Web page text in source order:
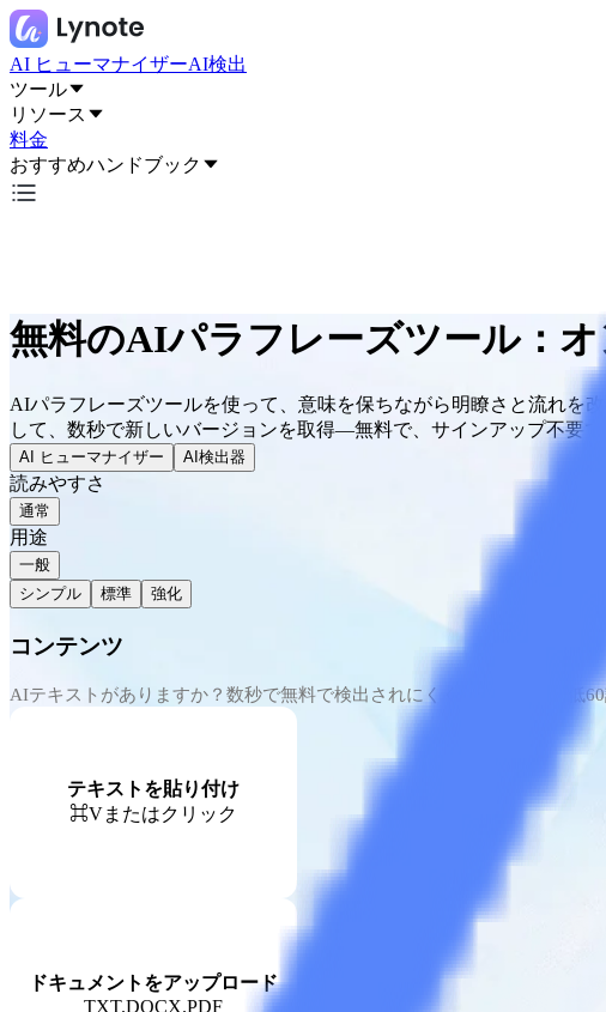
AI ヒューマナイザーAI検出
ツール
リソース
料金
おすすめハンドブック
無料のAIパラフレーズツール：
AIパラフレーズツールを使って、意味を保ちながら明瞭さと流れを
して、数秒で新しいバージョンを取得—無料で、サインアップ不要で
AI ヒューマナイザー AI検出器
読みやすさ
通常
用途
一般
シンプル
標準 強化
コンテンツ
テキストを貼り付け
⌘Vまたはクリック
ドキュメントをアップロード
TXT.DOCX.PDF